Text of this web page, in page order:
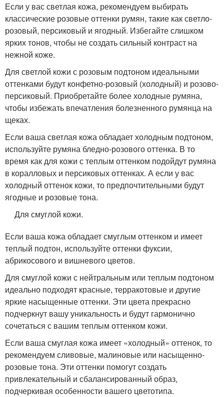
Если у вас светлая кожа, рекомендуем выбирать
классические розовые оттенки румян, такие как светло-
розовый, персиковый и ягодный. Избегайте слишком
ярких тонов, чтобы не создать сильный контраст на
нежной коже.
Для светлой кожи с розовым подтоном идеальными
оттенками будут конфетно-розовый (холодный) и розово-
персиковый. Приобретайте более холодные румяна,
чтобы избежать впечатления болезненного румянца на
щеках.
Если ваша светлая кожа обладает холодным подтоном,
используйте румяна бледно-розового оттенка. В то
время как для кожи с теплым оттенком подойдут румяна
в коралловых и персиковых оттенках. А если у вас
холодный оттенок кожи, то предпочтительными будут
ягодные и розовые тона.
Для смуглой кожи.
Если ваша кожа обладает смуглым оттенком и имеет
теплый подтон, используйте оттенки фуксии,
абрикосового и вишневого цветов.
Для смуглой кожи с нейтральным или теплым подтоном
идеально подходят красные, терракотовые и другие
яркие насыщенные оттенки. Эти цвета прекрасно
подчеркнут вашу уникальность и будут гармонично
сочетаться с вашим теплым оттенком кожи.
Если ваша смуглая кожа имеет «холодный» оттенок, то
рекомендуем сливовые, малиновые или насыщенно-
розовые тона. Эти оттенки помогут создать
привлекательный и сбалансированный образ,
подчеркивая особенности вашего цветотипа.